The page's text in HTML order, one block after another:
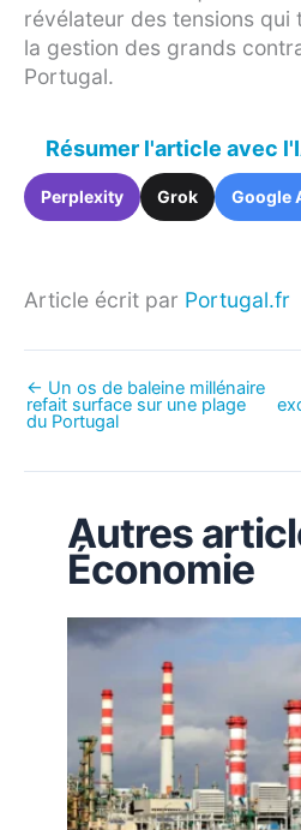
révélateur des tensions qui
la gestion des grands
Portugal.
Résumer l'article avec
Perplexity Grok Google
Article écrit par Portugal.fr
← Un os de baleine millénaire
refait surface sur une plage
du Portugal
Autres
Économie